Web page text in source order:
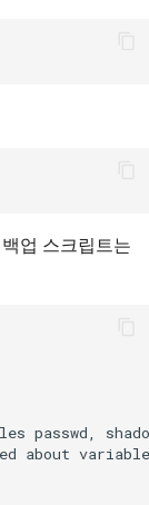
업 스크립트는
about